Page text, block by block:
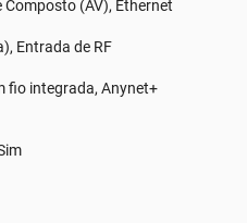
(AV), Ethernet
Entrada de RF
fio integrada, Anynet+